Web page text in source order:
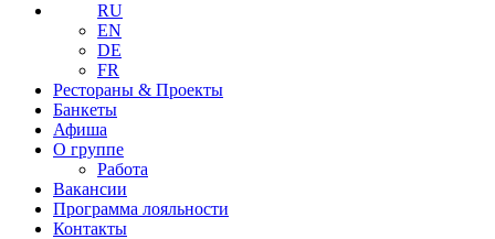
RU
EN
DE
FR
Рестораны & Проекты
Банкеты
Афиша
О группе
Работа
Вакансии
Программа лояльности
Контакты